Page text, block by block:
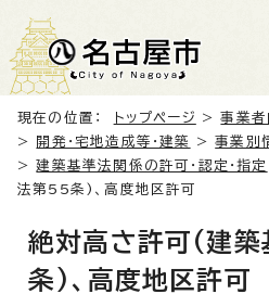
現在の位置： トップページ >事業者
>
開発・宅地造成等・建築 >事業別
>建築基準法関係の許可・認定・指定
法第55条)、高度地区許可
絶対高さ許可(建
条)、高度地区許可